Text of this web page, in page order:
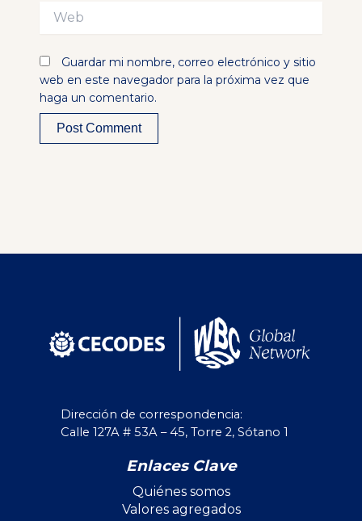
Web
Guardar mi nombre, correo electrónico y sitio
web en este navegador para la próxima vez que
haga un comentario.
Dirección de correspondencia:
Calle 127A # 53A – 45, Torre 2, Sótano 1
Enlaces Clave
Quiénes somos
Valores agregados